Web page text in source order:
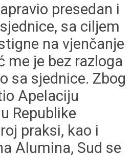
presedan i
sa ciljem
na vjenčanje
me je bez razloga
sa sjednice. Zbog
Apelaciju
Republike
praksi, kao i
Alumina, Sud se